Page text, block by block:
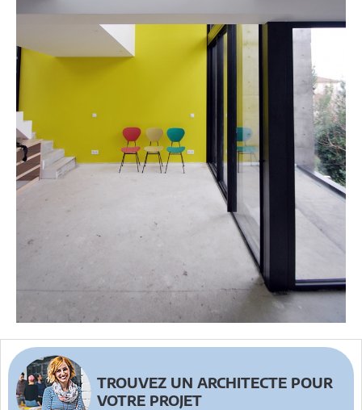
TROUVEZ UN ARCHITECTE POUR
VOTRE PROJET